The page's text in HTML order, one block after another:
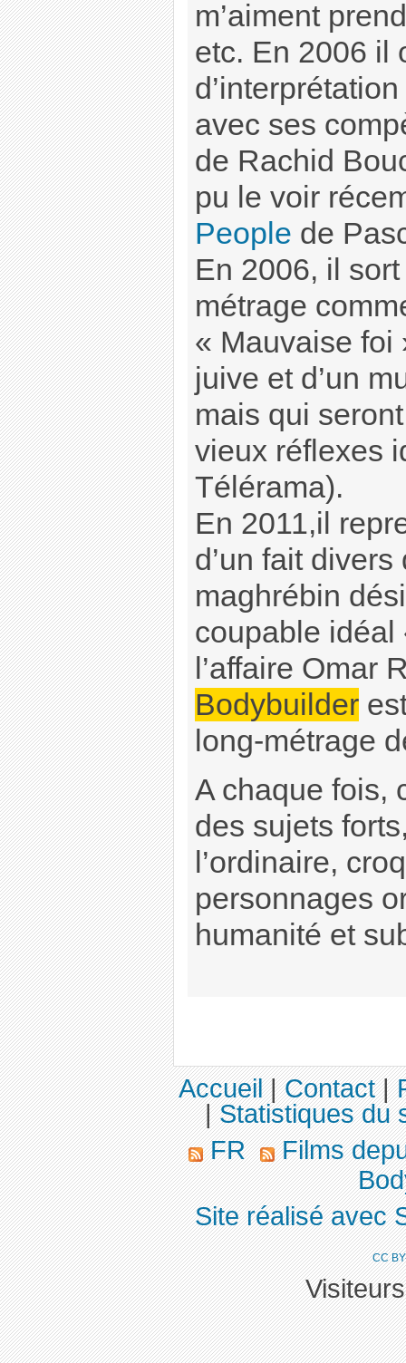
m’aiment
etc. En 2006 il
avec ses
de Rachid
pu le voir
People de
En 2006, il
métrage
« Mauvaise foi
juive et d’un
mais qui
vieux réflexes
Télérama).
En 2011,il
d’un fait divers
maghrébin
coupable idéal
l’affaire Omar
Bodybuilder
long-métrage
A chaque fois,
des sujets
l’ordinaire,
personnages
humanité et
Accueil|Contact|
|Statistiques du
FR
Films
Site réalisé avec
CC